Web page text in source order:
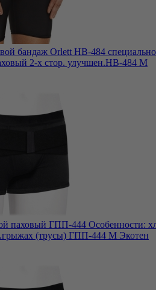
бандаж Orlett HB-484
2-х стор. улучшен.НВ-484 M
паховый ГПП-444 Особенности:
(трусы) ГПП-444 M Экотен